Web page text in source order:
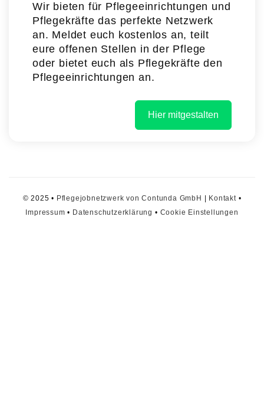
Wir bieten für Pflegeeinrichtungen und
Pflegekräfte das perfekte Netzwerk
an. Meldet euch kostenlos an, teilt
eure offenen Stellen in der Pflege
oder bietet euch als Pflegekräfte den
Pflegeeinrichtungen an.
Hier mitgestalten
© 2025 • Pflegejobnetzwerk von Contunda GmbH Kontakt•
Impressum • Datenschutzerklärung • Cookie Einstellungen